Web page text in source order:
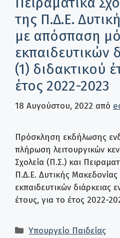
της Π.Δ.Ε.
με απόσπαση
εκπαιδευτικών
(1) διδακτικού
έτος 2022-2023
18 Αυγούστου, 2022 από
Πρόσκληση εκδήλωσης
πλήρωση λειτουργικών
Σχολεία (Π.Σ.) και
Π.Δ.Ε. Δυτικής
εκπαιδευτικών διάρκειας
έτους, για το έτος 2022-
Κατηγορίες
Υπουργείο Παιδείας